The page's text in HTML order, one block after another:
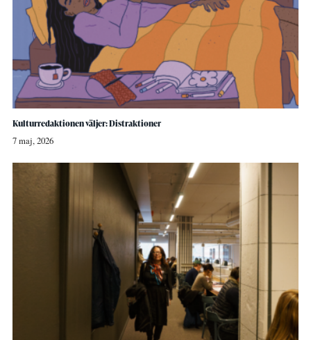
Kulturredaktionen väljer: Distraktioner
7 maj, 2026